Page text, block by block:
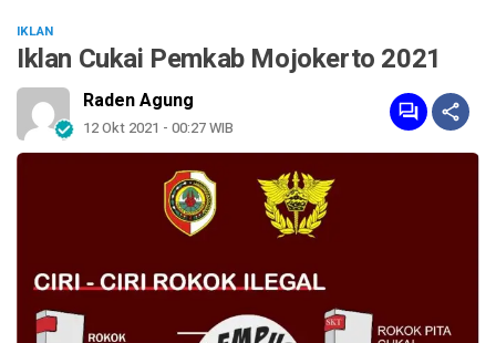
IKLAN
Iklan Cukai Pemkab Mojokerto 2021
Raden Agung
12 Okt 2021 - 00:27 WIB